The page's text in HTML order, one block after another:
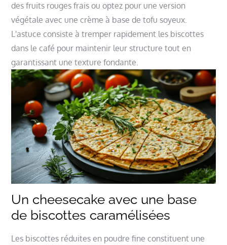
des fruits rouges frais ou optez pour une version
végétale avec une crème à base de tofu soyeux.
L'astuce consiste à tremper rapidement les biscottes
dans le café pour maintenir leur structure tout en
garantissant une texture fondante.
Un cheesecake avec une base
de biscottes caramélisées
Les biscottes réduites en poudre fine constituent une